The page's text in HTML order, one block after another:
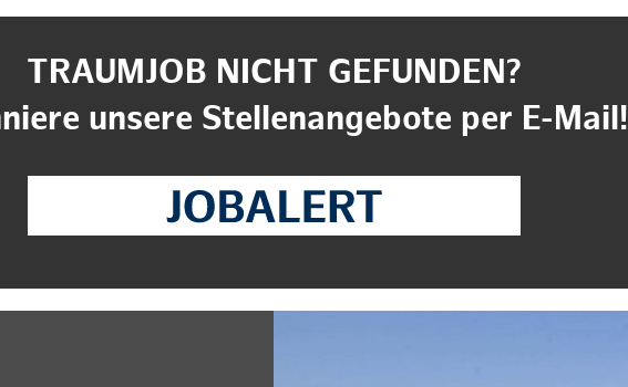
TRAUMJOB NICHT GEFUNDEN?
unsere Stellenangebote per E-Mail!